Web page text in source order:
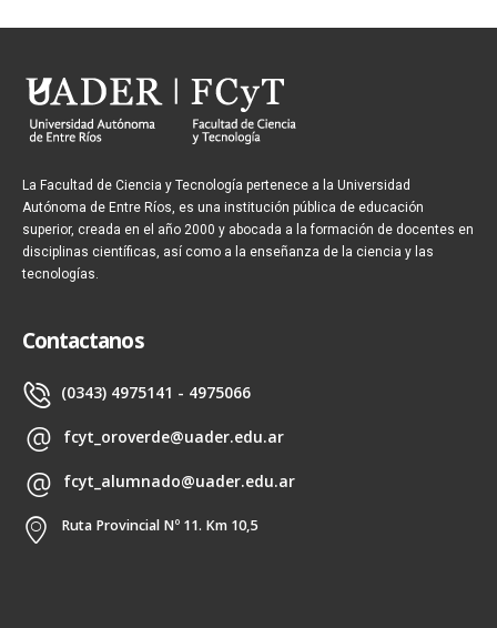
La Facultad de Ciencia y Tecnología pertenece a la Universidad
Autónoma de Entre Ríos, es una institución pública de educación
superior, creada en el año 2000 y abocada a la formación de docentes en
disciplinas científicas, así como a la enseñanza de la ciencia y las
tecnologías.
Contactanos
(0343) 4975141 - 4975066
fcyt_oroverde@uader.edu.ar
fcyt_alumnado@uader.edu.ar
Ruta Provincial Nº 11. Km 10,5